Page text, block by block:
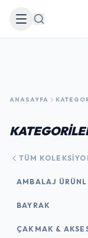
Arama
ANASAYFA
TÜM
AMBALAJ
BAYRAK
ÇAKMAK &